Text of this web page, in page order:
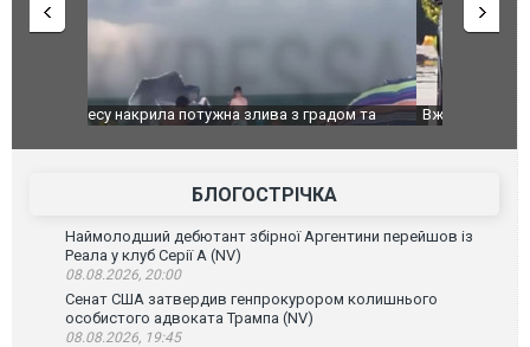
Вже вивели на тести: Ferrari готує оновлення
Вийшов
фільму
БЛОГОСТРІЧКА
Наймолодший дебютант збірної Аргентини перейшов із
Реала у клуб Серії А (NV)
08.08.2026, 20:00
Сенат США затвердив генпрокурором колишнього
особистого адвоката Трампа (NV)
08.08.2026, 19:45